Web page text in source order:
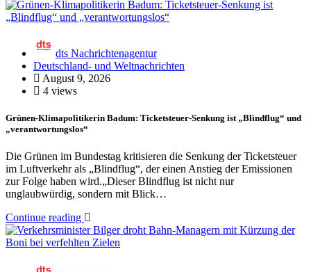
dts Nachrichtenagentur
Deutschland- und Weltnachrichten
August 9, 2026
4 views
Grünen-Klimapolitikerin Badum: Ticketsteuer-Senkung ist „Blindflug“ und
„verantwortungslos“
Die Grünen im Bundestag kritisieren die Senkung der Ticketsteuer
im Luftverkehr als „Blindflug“, der einen Anstieg der Emissionen
zur Folge haben wird.„Dieser Blindflug ist nicht nur
unglaubwürdig, sondern mit Blick…
Continue reading